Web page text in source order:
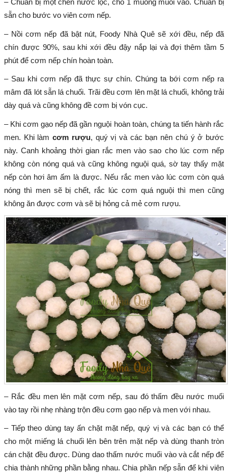
– Chuẩn bị một chén nước lọc, cho 1 muỗng muối vào. Chuẩn bị
sẵn cho bước vo viên cơm nếp.
– Nồi cơm nếp đã bật nút, Foody Nhà Quê sẽ xới đều, nếp đã
chín được 90%, sau khi xới đều đậy nắp lại và đợi thêm tầm 5
phút để cơm nếp chín hoàn toàn.
– Sau khi cơm nếp đã thực sự chín. Chúng ta bới cơm nếp ra
mâm đã lót sẵn lá chuối. Trãi đều cơm lên mặt lá chuối, không trải
dày quá và cũng không đề cơm bị vón cục.
– Khi cơm gạo nếp đã gần nguội hoàn toàn, chúng ta tiến hành rắc
men. Khi làm cơm rượu, quý vị và các bạn nên chú ý ở bước
này. Canh khoảng thời gian rắc men vào sao cho lúc cơm nếp
không còn nóng quá và cũng không nguội quá, sờ tay thấy mặt
nếp còn hơi âm ấm là được. Nếu rắc men vào lúc cơm còn quá
nóng thì men sẽ bị chết, rắc lúc cơm quá nguội thì men cũng
không ăn được cơm và sẽ bị hỏng cả mẻ cơm rượu.
– Rắc đều men lên mặt cơm nếp, sau đó thấm đều nước muối
vào tay rồi nhẹ nhàng trộn đều cơm gạo nếp và men với nhau.
– Tiếp theo dùng tay ấn chặt mặt nếp, quý vị và các bạn có thể
cho một miếng lá chuối lên bên trên mặt nếp và dùng thanh tròn
cán chặt đều được. Dùng dao thấm nước muối vào và cắt nếp để
chia thành những phần bằng nhau. Chia phần nếp sẵn để khi viên